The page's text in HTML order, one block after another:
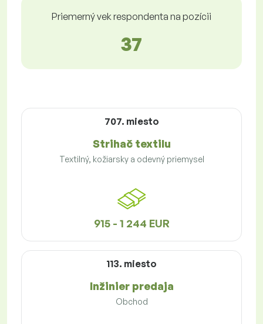
Priemerný vek respondenta na pozícii
37
707. miesto
Strihač textilu
Textilný, kožiarsky a odevný priemysel
915 - 1 244 EUR
113. miesto
Inžinier predaja
Obchod